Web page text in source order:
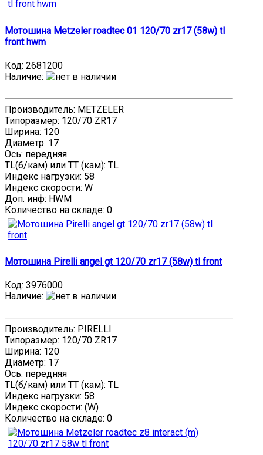
Мотошина Metzeler roadtec 01 120/70 zr17 (58w) tl
front hwm
Код: 2681200
Наличие:
Производитель: METZELER
Типоразмер: 120/70 ZR17
Ширина: 120
Диаметр: 17
Ось: передняя
TL(б/кам) или TT (кам): TL
Индекс нагрузки: 58
Индекс скорости: W
Доп. инф: HWM
Количество на складе: 0
Мотошина Pirelli angel gt 120/70 zr17 (58w) tl front
Код: 3976000
Наличие:
Производитель: PIRELLI
Типоразмер: 120/70 ZR17
Ширина: 120
Диаметр: 17
Ось: передняя
TL(б/кам) или TT (кам): TL
Индекс нагрузки: 58
Индекс скорости: (W)
Количество на складе: 0